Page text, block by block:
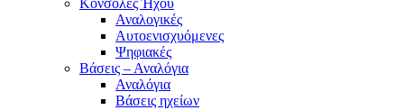
Κονσόλες Ήχου
Αναλογικές
Αυτοενισχυόμενες
Ψηφιακές
Βάσεις – Αναλόγια
Αναλόγια
Βάσεις ηχείων